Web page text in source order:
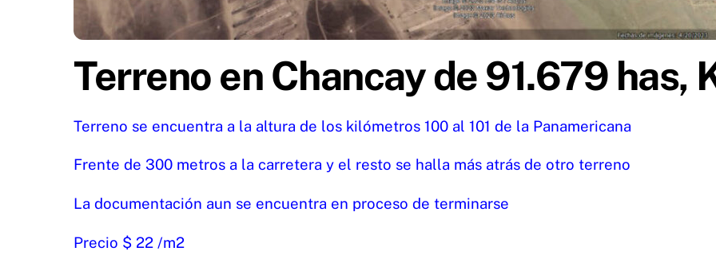
Terreno en Chancay de 91.679 has,
Terreno se encuentra a la altura de los kilómetros 100 al 101 de la Panamericana
Frente de 300 metros a la carretera y el resto se halla más atrás de otro terreno
La documentación aun se encuentra en proceso de terminarse
Precio $ 22 /m2